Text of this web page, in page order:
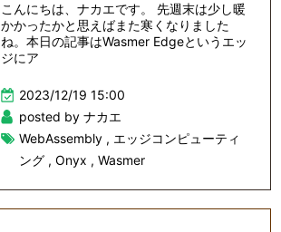
こんにちは、ナカエです。 先週末は少し暖
かかったかと思えばまた寒くなりました
ね。本日の記事はWasmer Edgeというエッ
ジにア
2023/12/19 15:00
posted by ナカエ
WebAssembly, エッジコンピューティ
ング, Onyx , Wasmer